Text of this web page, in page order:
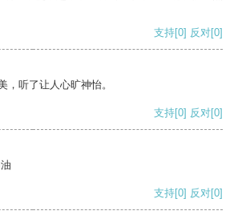
支持[0] 反对[0]
，听了让人心旷神怡。
支持[0] 反对[0]
支持[0] 反对[0]